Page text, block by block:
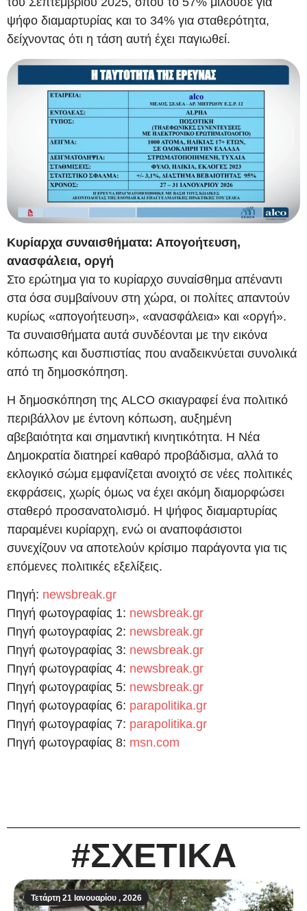
ψήφο διαμαρτυρίας και το 34% για σταθερότητα,
δείχνοντας ότι η τάση αυτή έχει παγιωθεί.
Κυρίαρχα συναισθήματα: Απογοήτευση,
ανασφάλεια, οργή
Στο ερώτημα για το κυρίαρχο συναίσθημα απέναντι
στα όσα συμβαίνουν στη χώρα, οι πολίτες απαντούν
κυρίως «απογοήτευση», «ανασφάλεια» και «οργή».
Τα συναισθήματα αυτά συνδέονται με την εικόνα
κόπωσης και δυσπιστίας που αναδεικνύεται συνολικά
από τη δημοσκόπηση.
Η δημοσκόπηση της ALCO σκιαγραφεί ένα πολιτικό
περιβάλλον με έντονη κόπωση, αυξημένη
αβεβαιότητα και σημαντική κινητικότητα. Η Νέα
Δημοκρατία διατηρεί καθαρό προβάδισμα, αλλά το
εκλογικό σώμα εμφανίζεται ανοιχτό σε νέες πολιτικές
εκφράσεις, χωρίς όμως να έχει ακόμη διαμορφώσει
σταθερό προσανατολισμό. Η ψήφος διαμαρτυρίας
παραμένει κυρίαρχη, ενώ οι αναποφάσιστοι
συνεχίζουν να αποτελούν κρίσιμο παράγοντα για τις
επόμενες πολιτικές εξελίξεις.
Πηγή: newsbreak.gr
Πηγή φωτογραφίας 1: newsbreak.gr
Πηγή φωτογραφίας 2: newsbreak.gr
Πηγή φωτογραφίας 3: newsbreak.gr
Πηγή φωτογραφίας 4: newsbreak.gr
Πηγή φωτογραφίας 5: newsbreak.gr
Πηγή φωτογραφίας 6: parapolitika.gr
Πηγή φωτογραφίας 7: parapolitika.gr
Πηγή φωτογραφίας 8: msn.com
#ΣΧΕΤΙΚΑ
Τετάρτη 21 Ιανουαρίου , 2026